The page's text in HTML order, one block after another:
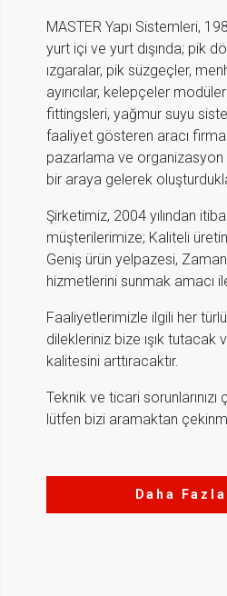
MASTER Yapı Sistemleri,
yurt içi ve yurt dışında; pik
ızgaralar, pik süzgeçler,
ayırıcılar, kelepçeler
fittingsleri, yağmur suyu
faaliyet gösteren aracı
pazarlama ve organizasyon
bir araya gelerek
Şirketimiz, 2004 yılından
müşterilerimize; Kaliteli
Geniş ürün yelpazesi,
hizmetlerini sunmak amacı
Faaliyetlerimizle ilgili her
dilekleriniz bize ışık tutacak
kalitesini arttıracaktır.
Teknik ve ticari
lütfen bizi aramaktan
Daha